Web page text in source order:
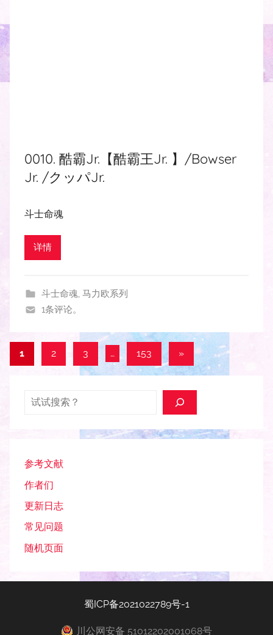
0010. 酷霸Jr.【酷霸王Jr. 】/Bowser
Jr. /クッパJr.
斗士命魂
详情
斗士命魂, 马力欧系列
1条评论。
文
1 2 3 … 153
下
一
文
»
搜索
参考文献
作者们
更新日志
常见问题
随机页面
蜀ICP备2021022789号-1
川公网安备 51012202001068号